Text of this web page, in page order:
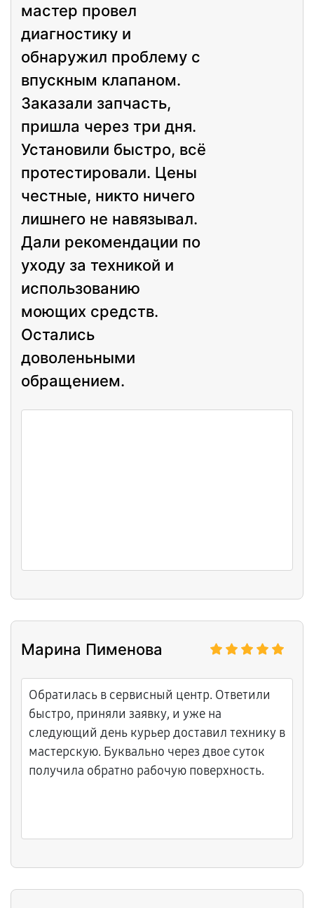
мастер провел
диагностику и
обнаружил проблему с
впускным клапаном.
Заказали запчасть,
пришла через три дня.
Установили быстро, всё
протестировали. Цены
честные, никто ничего
лишнего не навязывал.
Дали рекомендации по
уходу за техникой и
использованию
моющих средств.
Остались
доволеньными
обращением.
Марина Пименова
Обратилась в сервисный центр. Ответили
быстро, приняли заявку, и уже на
следующий день курьер доставил технику в
мастерскую. Буквально через двое суток
получила обратно рабочую поверхность.